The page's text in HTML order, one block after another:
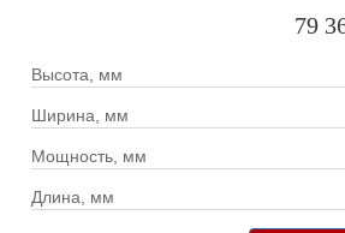
79
Высота, мм
Ширина, мм
Мощность, мм
Длина, мм